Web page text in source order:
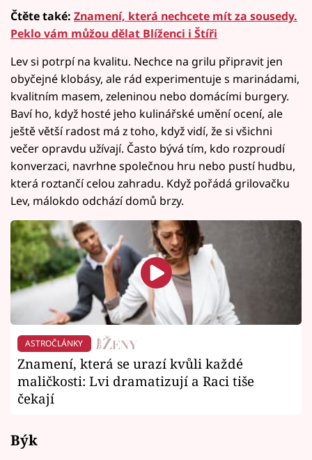
Čtěte také: Znamení, která nechcete mít za sousedy.
Peklo vám můžou dělat Blíženci i Štíři
Lev si potrpí na kvalitu. Nechce na grilu připravit jen
obyčejné klobásy, ale rád experimentuje s marinádami,
kvalitním masem, zeleninou nebo domácími burgery.
Baví ho, když hosté jeho kulinářské umění ocení, ale
ještě větší radost má z toho, když vidí, že si všichni
večer opravdu užívají. Často bývá tím, kdo rozproudí
konverzaci, navrhne společnou hru nebo pustí hudbu,
která roztančí celou zahradu. Když pořádá grilovačku
Lev, málokdo odchází domů brzy.
ASTROČLÁNKY
Znamení, která se urazí kvůli každé
maličkosti: Lvi dramatizují a Raci tiše
čekají
Býk